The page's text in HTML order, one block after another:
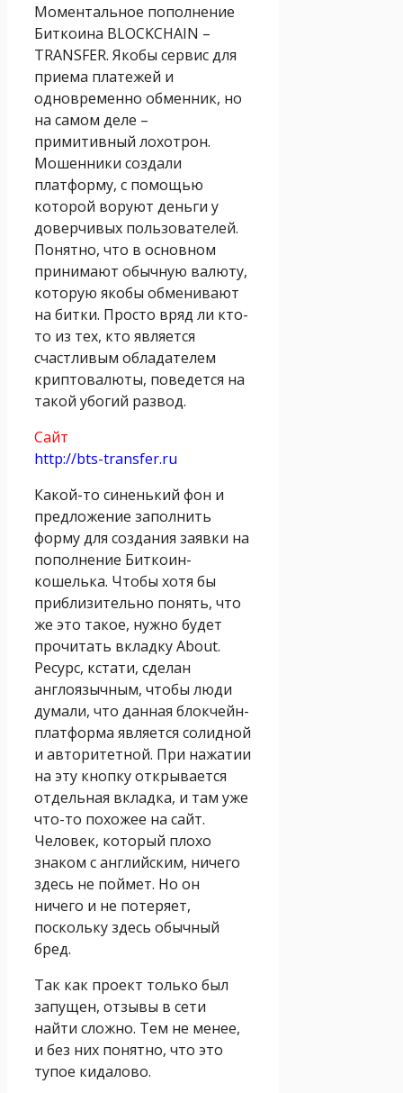
Моментальное пополнение
Биткоина BLOCKCHAIN –
TRANSFER. Якобы сервис для
приема платежей и
одновременно обменник, но
на самом деле –
примитивный лохотрон.
Мошенники создали
платформу, с помощью
которой воруют деньги у
доверчивых пользователей.
Понятно, что в основном
принимают обычную валюту,
которую якобы обменивают
на битки. Просто вряд ли кто-
то из тех, кто является
счастливым обладателем
криптовалюты, поведется на
такой убогий развод.
Сайт
http://bts-transfer.ru
Какой-то синенький фон и
предложение заполнить
форму для создания заявки на
пополнение Биткоин-
кошелька. Чтобы хотя бы
приблизительно понять, что
же это такое, нужно будет
прочитать вкладку About.
Ресурс, кстати, сделан
англоязычным, чтобы люди
думали, что данная блокчейн-
платформа является солидной
и авторитетной. При нажатии
на эту кнопку открывается
отдельная вкладка, и там уже
что-то похожее на сайт.
Человек, который плохо
знаком с английским, ничего
здесь не поймет. Но он
ничего и не потеряет,
поскольку здесь обычный
бред.
Так как проект только был
запущен, отзывы в сети
найти сложно. Тем не менее,
и без них понятно, что это
тупое кидалово.